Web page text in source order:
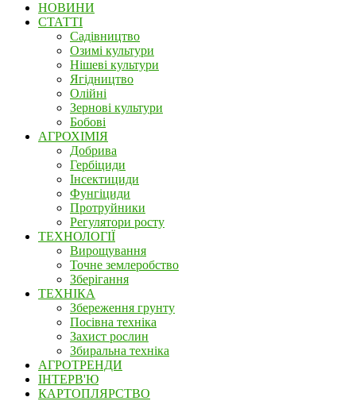
НОВИНИ
СТАТТІ
Садівництво
Озимі культури
Нішеві культури
Ягідництво
Олійні
Зернові культури
Бобові
АГРОХІМІЯ
Добрива
Гербіциди
Інсектициди
Фунгіциди
Протруйники
Регулятори росту
ТЕХНОЛОГІЇ
Вирощування
Точне землеробство
Зберігання
ТЕХНІКА
Збереження грунту
Посівна техніка
Захист рослин
Збиральна техніка
АГРОТРЕНДИ
ІНТЕРВ'Ю
КАРТОПЛЯРСТВО